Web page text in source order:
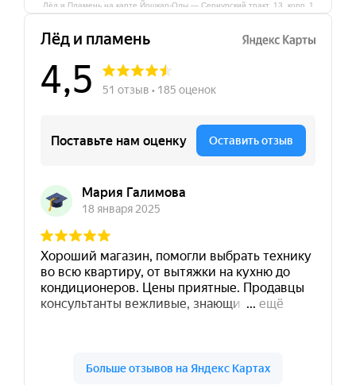
Лёд и Пламень на карте Йошкар‑Олы — Сернурский тракт, 13, корп. 1